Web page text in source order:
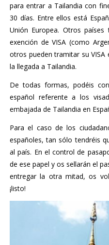
para entrar a Tailandia con
30 días. Entre ellos está
Unión Europea. Otros países
exención de VISA (como
otros pueden tramitar su
la llegada a Tailandia.
De todas formas, podéis
español referente a los
embajada de Tailandia en
Para el caso de los
españoles, tan sólo tendréis
al país. En el control de
de ese papel y os sellarán el
entregar la otra mitad, os
¡listo!